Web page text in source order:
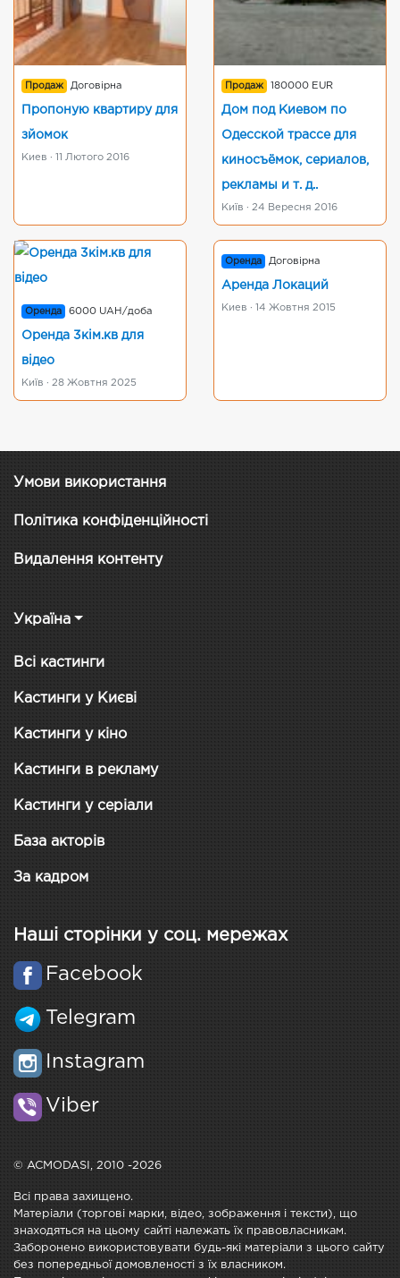
Продаж Договірна
Пропоную квартиру для
зйомок
Киев · 11 Лютого 2016
Продаж 180000 EUR
Дом под Киевом по
Одесской трассе для
киносъёмок, сериалов,
рекламы и т. д..
Київ · 24 Вересня 2016
Оренда 6000 UAH/доба
Оренда 3кім.кв для
відео
Київ · 28 Жовтня 2025
Оренда Договірна
Аренда Локаций
Киев · 14 Жовтня 2015
Умови використання
Політика конфіденційності
Видалення контенту
Україна
Всі кастинги
Кастинги у Києві
Кастинги у кіно
Кастинги в рекламу
Кастинги у серіали
База акторів
За кадром
Наші сторінки у соц. мережах
Facebook
Telegram
Instagram
Viber
© ACMODASI, 2010 -2026
Всі права захищено.
Матеріали (торгові марки, відео, зображення і тексти), що
знаходяться на цьому сайті належать їх правовласникам.
Заборонено використовувати будь-які матеріали з цього сайту
без попередньої домовленості з їх власником.